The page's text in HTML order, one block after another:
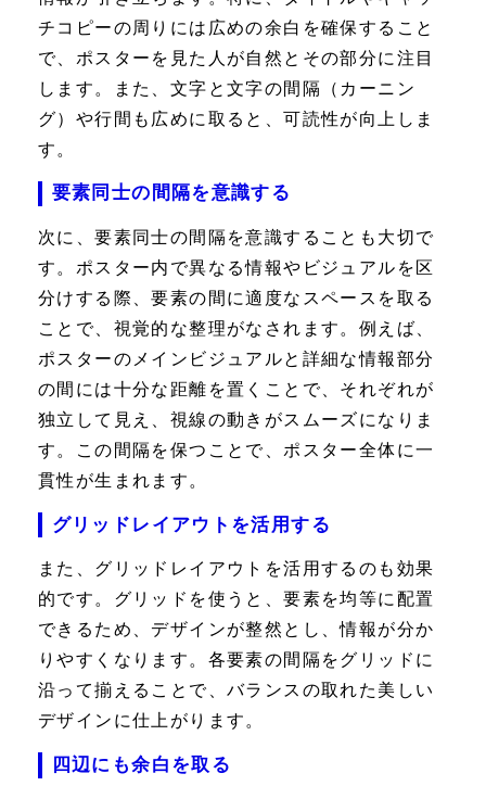
チコピーの周りには広めの余白を確保すること
で、ポスターを見た人が自然とその部分に注目
します。また、文字と文字の間隔（カーニン
グ）や行間も広めに取ると、可読性が向上しま
す。
要素同士の間隔を意識する
次に、要素同士の間隔を意識することも大切で
す。ポスター内で異なる情報やビジュアルを区
分けする際、要素の間に適度なスペースを取る
ことで、視覚的な整理がなされます。例えば、
ポスターのメインビジュアルと詳細な情報部分
の間には十分な距離を置くことで、それぞれが
独立して見え、視線の動きがスムーズになりま
す。この間隔を保つことで、ポスター全体に一
貫性が生まれます。
グリッドレイアウトを活用する
また、グリッドレイアウトを活用するのも効果
的です。グリッドを使うと、要素を均等に配置
できるため、デザインが整然とし、情報が分か
りやすくなります。各要素の間隔をグリッドに
沿って揃えることで、バランスの取れた美しい
デザインに仕上がります。
四辺にも余白を取る